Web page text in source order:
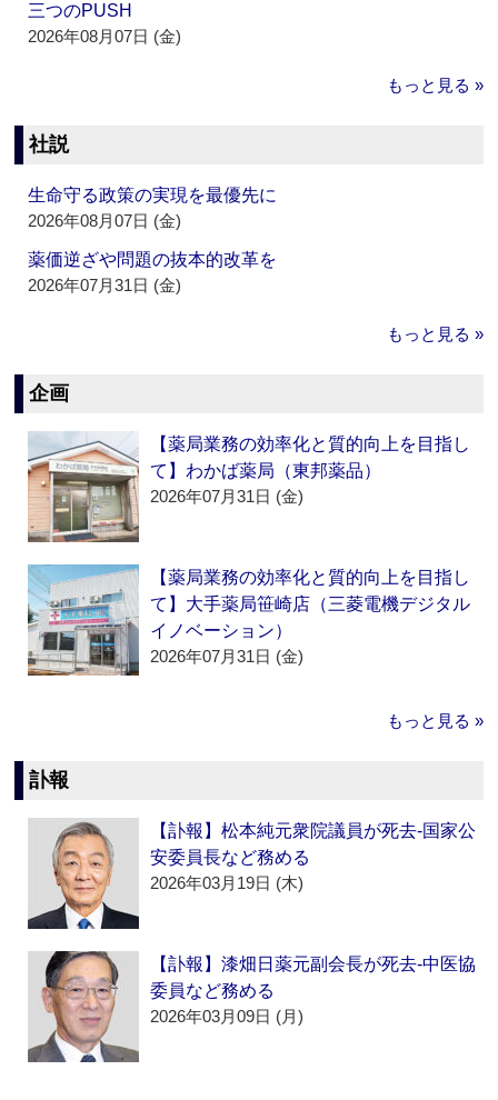
三つのPUSH
2026年08月07日 (金)
もっと見る »
社説
生命守る政策の実現を最優先に
2026年08月07日 (金)
薬価逆ざや問題の抜本的改革を
2026年07月31日 (金)
もっと見る »
企画
【薬局業務の効率化と質的向上を目指し
て】わかば薬局（東邦薬品）
2026年07月31日 (金)
【薬局業務の効率化と質的向上を目指し
て】大手薬局笹崎店（三菱電機デジタル
イノベーション）
2026年07月31日 (金)
もっと見る »
訃報
【訃報】松本純元衆院議員が死去‐国家公
安委員長など務める
2026年03月19日 (木)
【訃報】漆畑日薬元副会長が死去‐中医協
委員など務める
2026年03月09日 (月)